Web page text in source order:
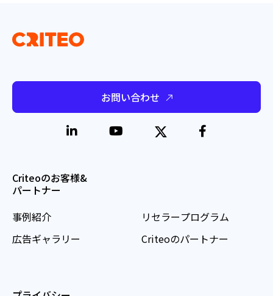
お問い合わせ
Criteoのお客様&
パートナー
事例紹介
広告ギャラリー
リセラープログラム
Criteoのパートナー